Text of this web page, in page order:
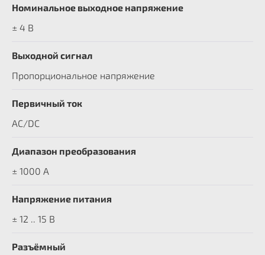
Номинальное выходное напряжение
± 4 В
Выходной сигнал
Пропорциональное напряжение
Первичный ток
AC/DC
Диапазон преобразования
± 1000 A
Напряжение питания
± 12 .. 15 В
Разъёмный